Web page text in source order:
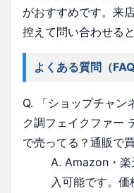
がおすすめです。来
控えて問い合わせる
よくある質問（FAQ
Q. 「ショップチャ
ク調フェイクファー
で売ってる？通販で
A. Amazon・
入可能です。